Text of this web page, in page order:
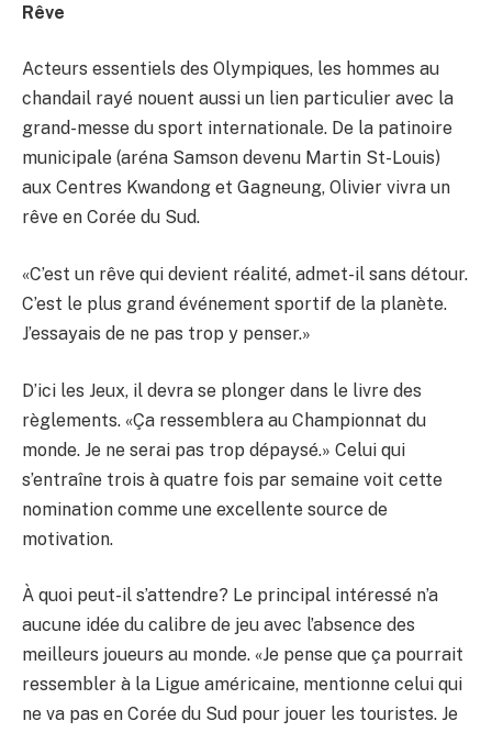
Rêve
Acteurs essentiels des Olympiques, les hommes au
chandail rayé nouent aussi un lien particulier avec la
grand-messe du sport internationale. De la patinoire
municipale (aréna Samson devenu Martin St-Louis)
aux Centres Kwandong et Gagneung, Olivier vivra un
rêve en Corée du Sud.
«C’est un rêve qui devient réalité, admet-il sans détour.
C’est le plus grand événement sportif de la planète.
J’essayais de ne pas trop y penser.»
D’ici les Jeux, il devra se plonger dans le livre des
règlements. «Ça ressemblera au Championnat du
monde. Je ne serai pas trop dépaysé.» Celui qui
s’entraîne trois à quatre fois par semaine voit cette
nomination comme une excellente source de
motivation.
À quoi peut-il s’attendre? Le principal intéressé n’a
aucune idée du calibre de jeu avec l’absence des
meilleurs joueurs au monde. «Je pense que ça pourrait
ressembler à la Ligue américaine, mentionne celui qui
ne va pas en Corée du Sud pour jouer les touristes. Je